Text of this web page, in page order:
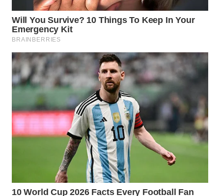
BOGOR
WN
DEPOK
WN
TAPANULI
UTARA
WN